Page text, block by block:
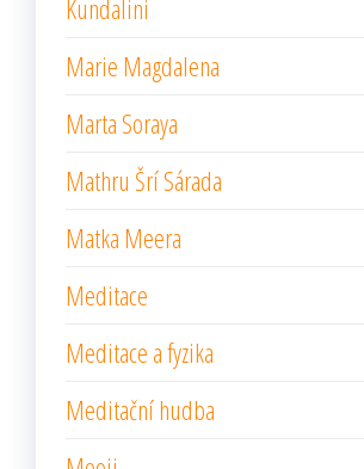
Kundalini
Marie Magdalena
Marta Soraya
Mathru Šrí Sárada
Matka Meera
Meditace
Meditace a fyzika
Meditační hudba